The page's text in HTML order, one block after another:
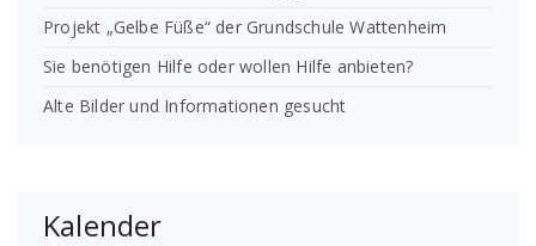
Projekt „Gelbe Füße“ der Grundschule Wattenheim
Sie benötigen Hilfe oder wollen Hilfe anbieten?
Alte Bilder und Informationen gesucht
Kalender